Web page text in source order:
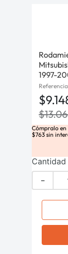
1997-
Referencia
$9.
$13.
Cómpralo en
$763 sin
Cantidad
－